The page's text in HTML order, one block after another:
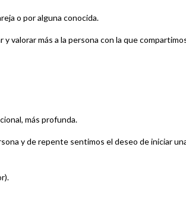
o por alguna conocida.
valorar más a la persona con la que
más profunda.
y de repente sentimos el deseo de iniciar